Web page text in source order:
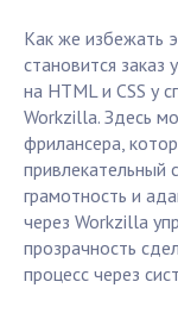
Как же избежать
становится заказ
на HTML и CSS у
Workzilla. Здесь
фрилансера,
привлекательный
грамотность и
через Workzilla
прозрачность
процесс через